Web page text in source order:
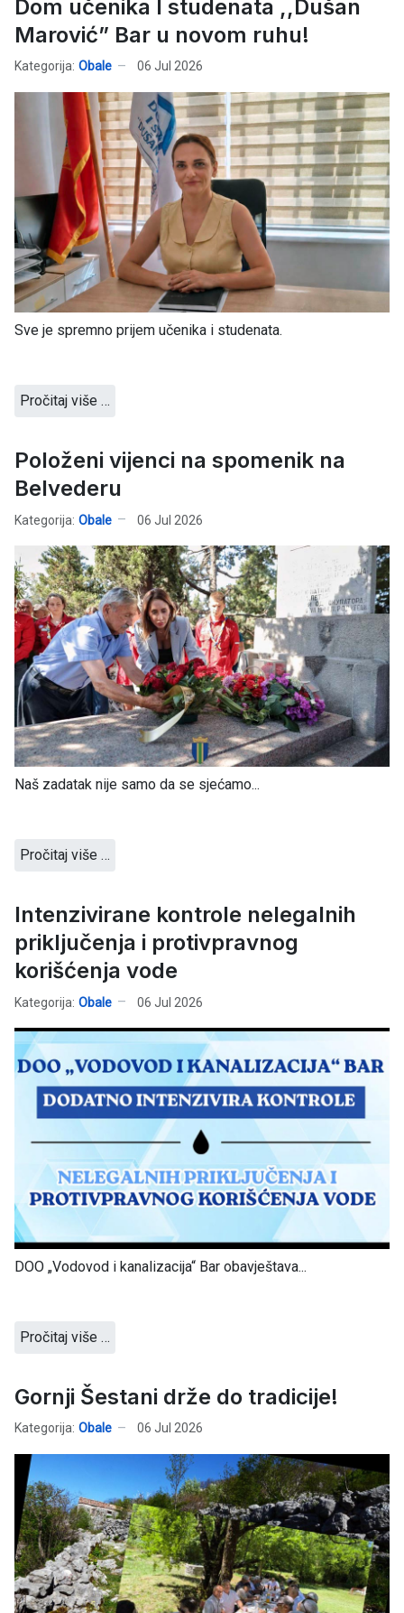
Dom učenika I studenata ,,Dušan
Marović” Bar u novom ruhu!
Kategorija: Obale 06 Jul 2026
Sve je spremno prijem učenika i studenata.
Pročitaj više …
Položeni vijenci na spomenik na
Belvederu
Kategorija: Obale 06 Jul 2026
Naš zadatak nije samo da se sjećamo...
Pročitaj više …
Intenzivirane kontrole nelegalnih
priključenja i protivpravnog
korišćenja vode
Kategorija: Obale 06 Jul 2026
DOO „Vodovod i kanalizacija“ Bar obavještava...
Pročitaj više …
Gornji Šestani drže do tradicije!
Kategorija: Obale 06 Jul 2026